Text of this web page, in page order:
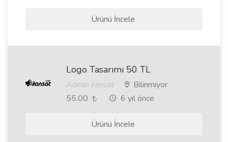
Ürünü İncele
Logo Tasarımı 50 TL
Admin ilansat
Bilinmiyor
55.00
6 yıl önce
Ürünü İncele